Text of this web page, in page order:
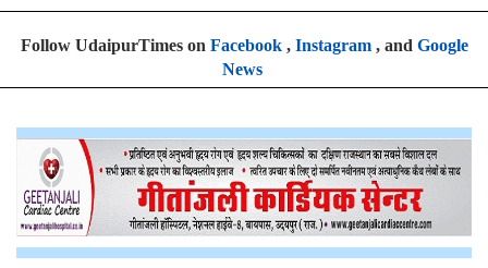
Follow UdaipurTimes on Facebook, Instagram, and Google
News